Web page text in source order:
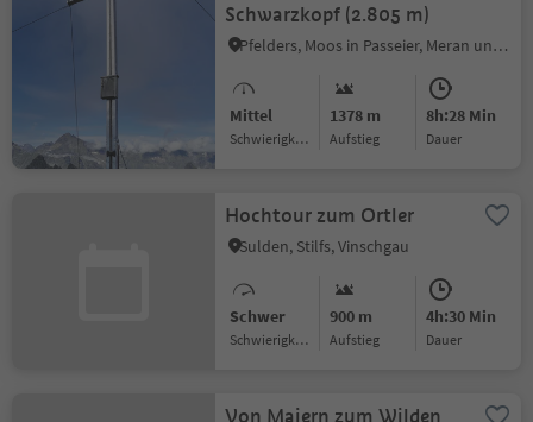
Schwarzkopf (2.805 m)
Pfelders, Moos in Passeier, Meran und Umgebung
Mittel
Schwierigkeitsgrad
1378 m
Aufstieg
8h:28 Min
Dauer
Hochtour zum Ortler
Sulden, Stilfs, Vinschgau
Schwer
Schwierigkeitsgrad
900 m
Aufstieg
4h:30 Min
Dauer
Von Maiern zum Wilden